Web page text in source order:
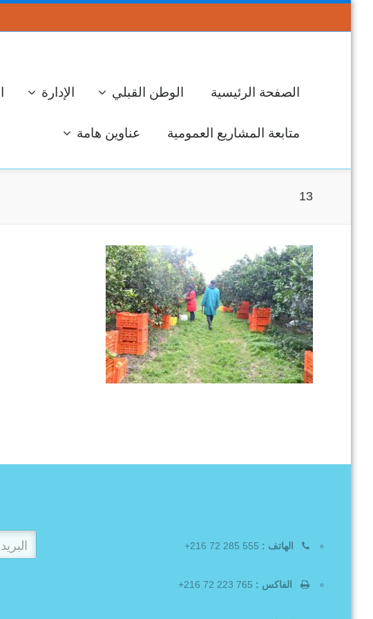
الصفحة الرئيسية الوطن القبلي الإدارة
متابعة المشاريع العمومية عناوين هامة
13
الهاتف :
الفاكس :